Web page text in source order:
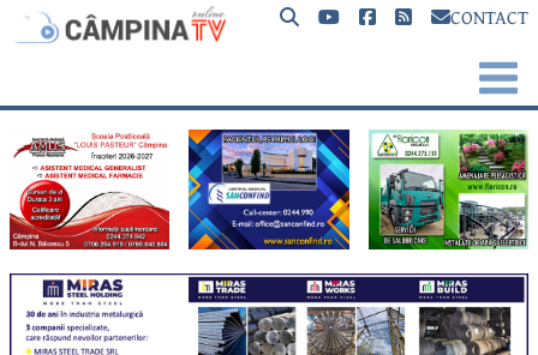
CONTACT